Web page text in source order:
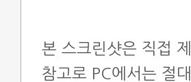
본 스크린샷은 직접
참고로 PC에서는 절